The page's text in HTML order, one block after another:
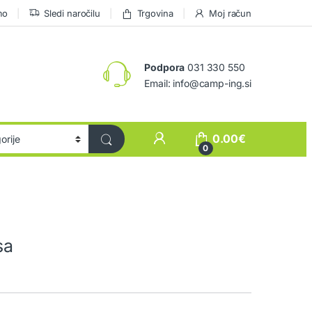
Sledi naročilu Trgovina Moj račun
Podpora 031 330 550
Email: info@camp-ing.si
0
0.00€